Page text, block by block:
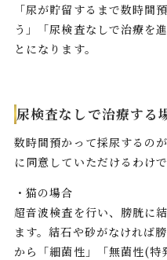
「尿が貯留するまで数時間
う」「尿検査なしで治療を
とになります。
尿検査なしで治療する
数時間預かって採尿するの
に同意していただけるわけ
・猫の場合
超音波検査を行い、膀胱に
ます。結石や砂がなければ
から「細菌性」「無菌性(